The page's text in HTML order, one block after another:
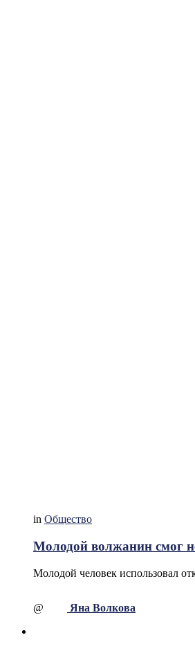
in Общество
Молодой волжанин смог
Молодой человек использовал
@ Яна Волкова